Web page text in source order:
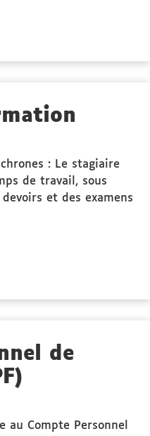
: Le stagiaire
de travail, sous
et des examens
de
Compte Personnel